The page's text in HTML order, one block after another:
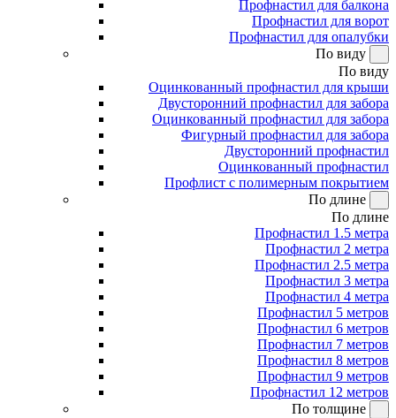
Профнастил для балкона
Профнастил для ворот
Профнастил для опалубки
По виду
По виду
Оцинкованный профнастил для крыши
Двусторонний профнастил для забора
Оцинкованный профнастил для забора
Фигурный профнастил для забора
Двусторонний профнастил
Оцинкованный профнастил
Профлист с полимерным покрытием
По длине
По длине
Профнастил 1.5 метра
Профнастил 2 метра
Профнастил 2.5 метра
Профнастил 3 метра
Профнастил 4 метра
Профнастил 5 метров
Профнастил 6 метров
Профнастил 7 метров
Профнастил 8 метров
Профнастил 9 метров
Профнастил 12 метров
По толщине